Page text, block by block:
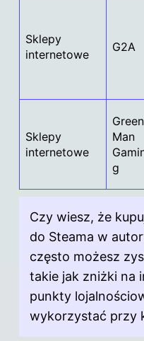
Sklepy
internetowe
G2A
Sklepy
internetowe
Green
Man
g
Czy wiesz, że
do Steama w
często możesz
takie jak zniżki na
punkty
wykorzystać przy